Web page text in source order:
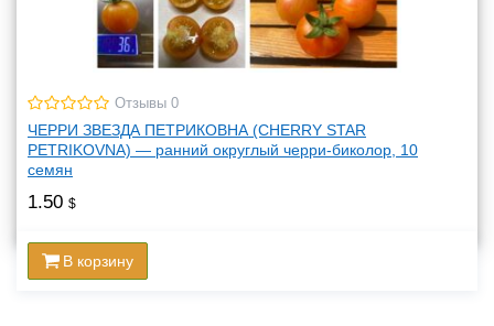
Отзывы 0
ЧЕРРИ ЗВЕЗДА ПЕТРИКОВНА (CHERRY STAR
PETRIKOVNA) — ранний округлый черри-биколор, 10
семян
1.50 $
В корзину